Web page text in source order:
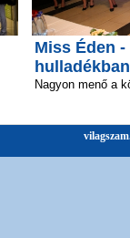
Miss Éden
hulladékban
Nagyon menő a